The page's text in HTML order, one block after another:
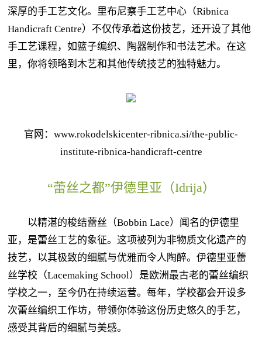
深厚的手工艺文化。里布尼察手工艺中心（Ribnica
Handicraft Centre）不仅传承着这份技艺，还开设了其他
手工艺课程，如篮子编织、陶器制作和书法艺术。在这
里，你将领略到木艺和其他传统技艺的独特魅力。
官网：www.rokodelskicenter-ribnica.si/the-public-
institute-ribnica-handicraft-centre
“蕾丝之都”伊德里亚（Idrija）
以精湛的梭结蕾丝（Bobbin Lace）闻名的伊德里
亚，是蕾丝工艺的象征。这项被列为非物质文化遗产的
技艺，以其极致的细腻与优雅而令人陶醉。伊德里亚蕾
丝学校（Lacemaking School）是欧洲最古老的蕾丝编织
学校之一，至今仍在持续运营。每年，学校都会开设多
次蕾丝编织工作坊，带领你体验这份历史悠久的手艺，
感受其背后的细腻与美感。